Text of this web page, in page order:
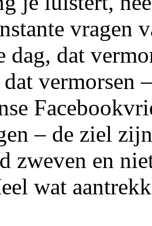
vragen
dag, dat
vermorsen
– de ziel
zweven en
wat